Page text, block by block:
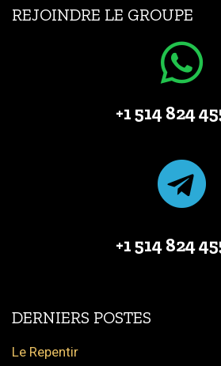
REJOINDRE LE GROUPE
+1 514 824
+1 514 824
DERNIERS POSTES
Le Repentir